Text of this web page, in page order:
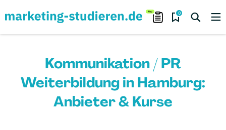
0
Kommunikation / PR
Weiterbildung in Hamburg:
Anbieter & Kurse